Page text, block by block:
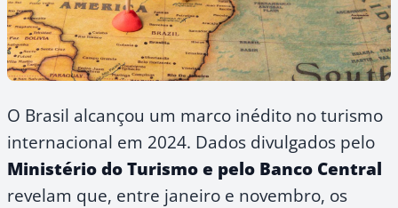
O Brasil alcançou um marco inédito no turismo
internacional em 2024. Dados divulgados pelo
Ministério do Turismo e pelo Banco Central
revelam que, entre janeiro e novembro, os